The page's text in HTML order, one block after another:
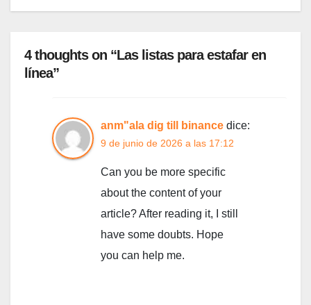
4 thoughts on “Las listas para estafar en
línea”
anm"ala dig till binance dice:
9 de junio de 2026 a las 17:12
Can you be more specific
about the content of your
article? After reading it, I still
have some doubts. Hope
you can help me.